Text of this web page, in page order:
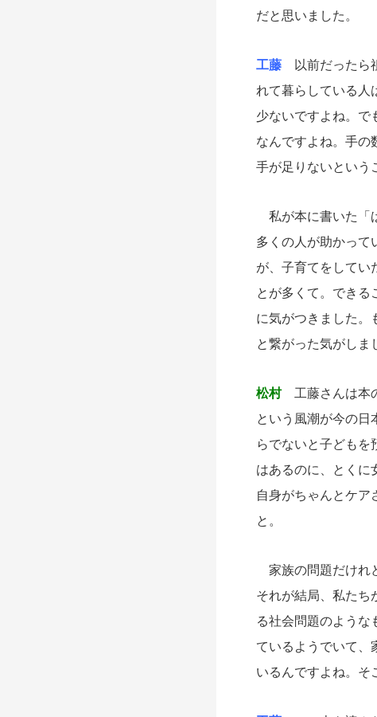
だと思いました。
工藤 以前だったら
れて暮らしている人
少ないですよね。で
なんですよね。手の
手が足りないという
私が本に書いた「
多くの人が助かって
が、子育てをしてい
とが多くて。できる
に気がつきました。
と繋がった気がしま
松村工藤さんは本
という風潮が今の
らでないと子どもを
はあるのに、とくに
自身がちゃんとケ
と。
家族の問題だけれ
それが結局、私たち
る社会問題のよう
ているようでいて、
いるんですよね。そ